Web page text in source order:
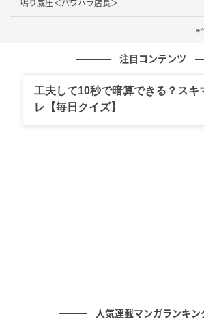
と衝撃を伝えました。しかし、この
返されないのかという不安は、今も
まとめ
鳴り威圧＜パワハラ店長＞
※
注目コンテンツ
工夫して10秒で暗算できる？スキ
レ【毎日クイズ】
人気連載マンガランキン